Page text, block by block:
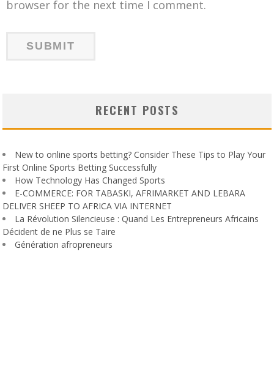
browser for the next time I comment.
RECENT POSTS
New to online sports betting? Consider These Tips to Play Your
First Online Sports Betting Successfully
How Technology Has Changed Sports
E-COMMERCE: FOR TABASKI, AFRIMARKET AND LEBARA
DELIVER SHEEP TO AFRICA VIA INTERNET
La Révolution Silencieuse : Quand Les Entrepreneurs Africains
Décident de ne Plus se Taire
Génération afropreneurs